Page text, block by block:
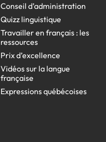
Conseil d’administration
Quizz linguistique
Travailler en français : les
ressources
Prix d’excellence
Vidéos sur la langue
française
Expressions québécoises